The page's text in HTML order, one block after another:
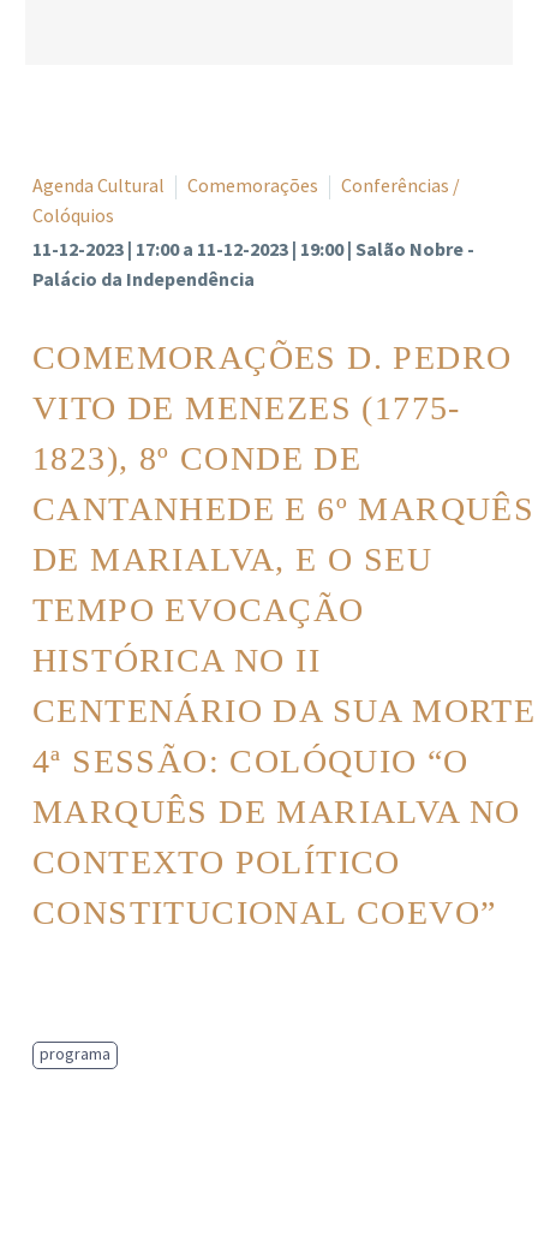
Agenda Cultural Comemorações
Conferências /
Colóquios
11-12-2023 | 17:00 a 11-12-2023 | 19:00 | Salão Nobre -
Palácio da Independência
COMEMORAÇÕES D. PEDRO
VITO DE MENEZES (1775-
1823), 8º CONDE DE
CANTANHEDE E 6º MARQUÊS
DE MARIALVA, E O SEU
TEMPO EVOCAÇÃO
HISTÓRICA NO II
CENTENÁRIO DA SUA MORTE
4ª SESSÃO: COLÓQUIO “O
MARQUÊS DE MARIALVA NO
CONTEXTO POLÍTICO
CONSTITUCIONAL COEVO”
programa